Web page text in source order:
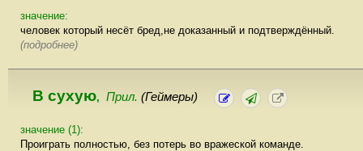
значение:
человек который несёт бред,не доказанный и подтверждённый.
(подробнее)
В сухую, Прил. (Геймеры)
значение (1):
Проиграть полностью, без потерь во вражеской команде.